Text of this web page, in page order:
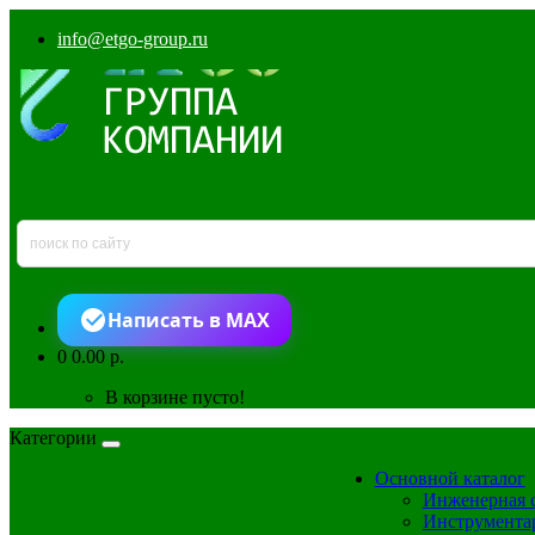
info@etgo-group.ru
Написать в MAX
00.00 р.
В корзине пусто!
Категории
Основной каталог
Инженерная